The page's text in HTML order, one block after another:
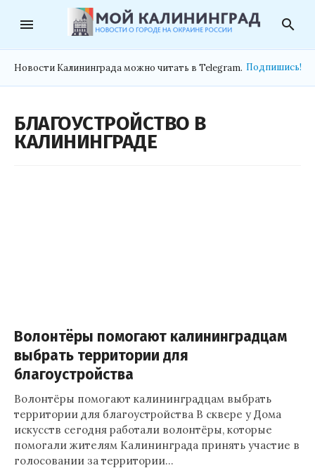
menu search
Новости Калининграда можно читать в Telegram. Подпишись!
БЛАГОУСТРОЙСТВО В
КАЛИНИНГРАДЕ
Волонтёры помогают калининградцам
выбрать территории для
благоустройства
Волонтёры помогают калининградцам выбрать
территории для благоустройства В сквере у Дома
искусств сегодня работали волонтёры, которые
помогали жителям Калининграда принять участие в
голосовании за территории…